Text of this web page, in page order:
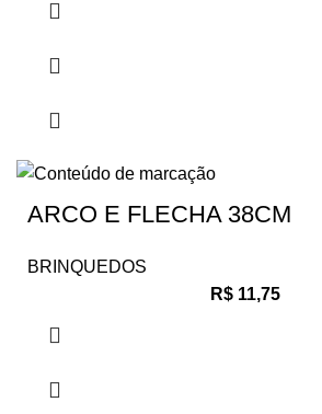
ARCO E FLECHA 38CM
BRINQUEDOS
R$ 11,75